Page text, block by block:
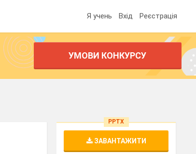
Я учень Вхід Реєстрація
УМОВИ КОНКУРСУ
PPTX
ЗАВАНТАЖИТИ